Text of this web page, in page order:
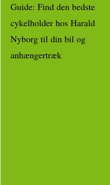
Guide: Find den bedste
cykelholder hos Harald
Nyborg til din bil og
anhængertræk